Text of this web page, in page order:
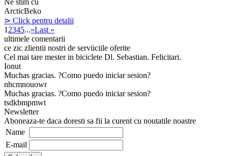
Ne stim cu
ArcticBeko
⋗ Click pentru detalii
1 2345...»Last »
ultimele comentarii
ce zic zlientii nostri de serviiciile oferite
Cel mai tare mester in biciclete Dl. Sebastian. Felicitari.
Ionut
Muchas gracias. ?Como puedo iniciar sesion?
nhcmnouowr
Muchas gracias. ?Como puedo iniciar sesion?
tsdkbmpmwt
Newsletter
Aboneaza-te daca doresti sa fii la curent cu noutatile noastre
Name
E-mail